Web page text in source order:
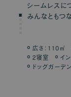
シームレスに
みんなともつ
広さ：110㎡
2寝室
イ
ドッグガーデン